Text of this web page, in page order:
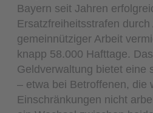
Bayern seit Jahren
Ersatzfreiheitsstrafen durch
gemeinnütziger Arbeit
knapp 58.000 Hafttage.
Geldverwaltung bietet eine
– etwa bei Betroffenen, die
Einschränkungen nicht